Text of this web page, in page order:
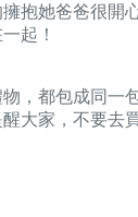
抱她爸爸很開
起！
，都包成同一
大家，不要去